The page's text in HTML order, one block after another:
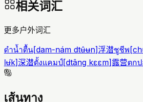
相关词汇
更多户外词汇
ดำน้ำตื้น[dam-nám dtʉ̂ʉn]浮潜ชูชีพ[
lʉ́k]深潜ตั้งแคมป์[dtâng kɛɛm]露营ตก
เส้นทาง